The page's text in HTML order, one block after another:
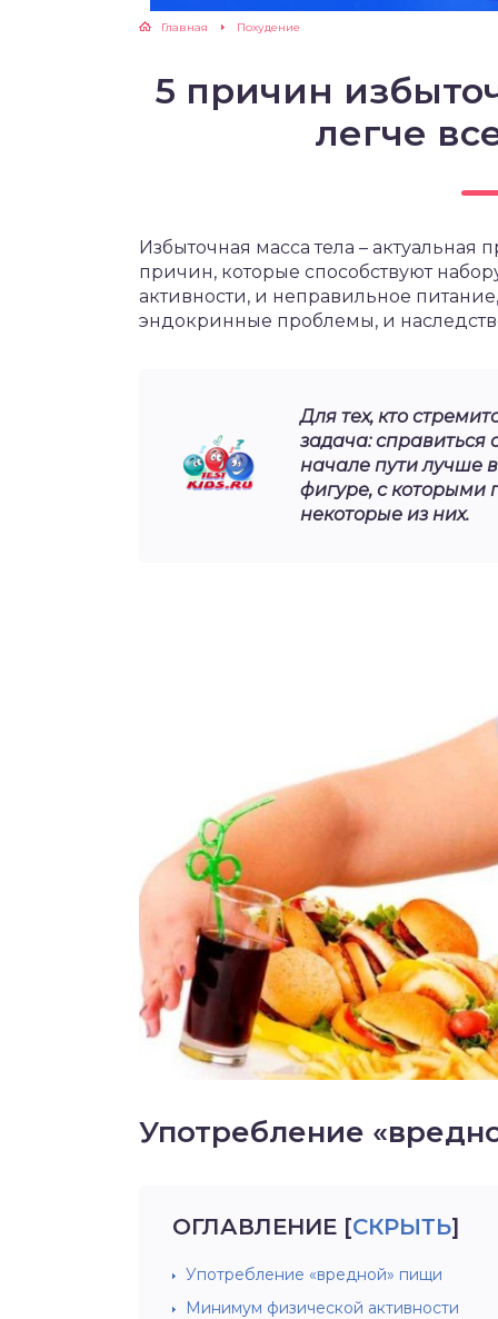
Главная Похудение
5 причин
легче
Избыточная масса тела –
причин, которые способствуют
активности, и неправильное
эндокринные проблемы, и
Для тех, кто
задача:
начале пути лучше
фигуре, с которыми
некоторые из них.
Употребление
ОГЛАВЛЕНИЕ [СКРЫТЬ]
Употребление «вредной» пищи
Минимум физической активности